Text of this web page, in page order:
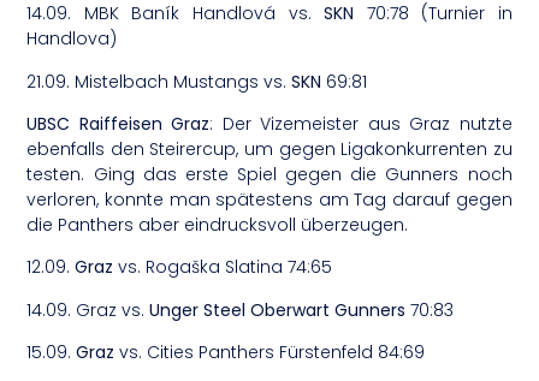
14.09. MBK Baník Handlová vs. SKN 70:78 (Turnier in
Handlova)
21.09. Mistelbach Mustangs vs.SKN 69:81
UBSC Raiffeisen Graz: Der Vizemeister aus Graz nutzte
ebenfalls den Steirercup, um gegen Ligakonkurrenten zu
testen. Ging das erste Spiel gegen die Gunners noch
verloren, konnte man spätestens am Tag darauf gegen
die Panthers aber eindrucksvoll überzeugen.
12.09. Graz vs. Rogaška Slatina 74:65
14.09. Graz vs.Unger Steel Oberwart Gunners 70:83
15.09.Graz vs. Cities Panthers Fürstenfeld 84:69